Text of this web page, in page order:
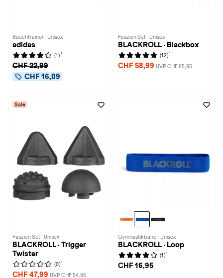
Bauchtrainer · Unisex
adidas
(1) 1
CHF 22,99
CHF 16,09
Faszien Set · Unisex
BLACKROLL · Blackbox
(12) 1
CHF 58,99 UVP CHF 65,95
Sale
Faszien Set · Unisex
BLACKROLL · Trigger
Twister
(0) 1
CHF 47,99 UVP CHF 54,95
Gymnastikband · Unisex
BLACKROLL · Loop
(1) 1
CHF 16,95